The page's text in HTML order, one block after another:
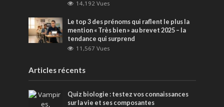
14,192 Vues
Le top 3 des prénoms qui raflent le plus la
mention « Très bien » au brevet 2025 – la
tendance qui surprend
11,567 Vues
Articles récents
Quiz biologie : testez vos connaissances
sur la vie et ses composantes